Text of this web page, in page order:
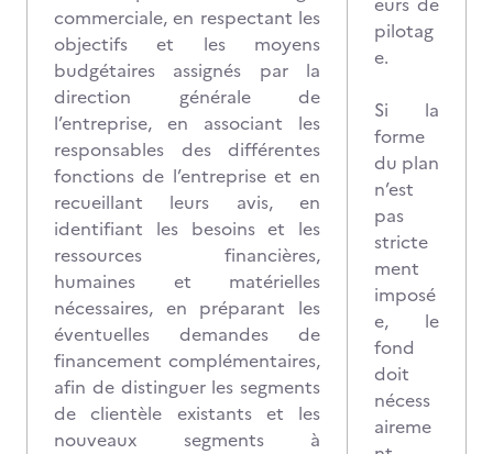
commerciale, en respectant les
objectifs et les moyens
budgétaires assignés par la
direction générale de
l’entreprise, en associant les
responsables des différentes
fonctions de l’entreprise et en
recueillant leurs avis, en
identifiant les besoins et les
ressources financières,
humaines et matérielles
nécessaires, en préparant les
éventuelles demandes de
financement complémentaires,
afin de distinguer les segments
de clientèle existants et les
nouveaux segments à
pilotag
e.
Si la
forme
du plan
n’est
pas
stricte
ment
imposé
e, le
fond
doit
nécess
aireme